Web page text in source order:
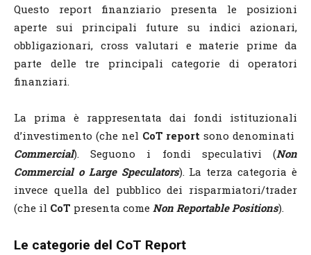
Questo report finanziario presenta le posizioni
aperte sui principali future su indici azionari,
obbligazionari, cross valutari e materie prime da
parte delle tre principali categorie di operatori
finanziari.
La prima è rappresentata dai fondi istituzionali
d’investimento (che nel CoT report sono denominati
Commercial). Seguono i fondi speculativi (Non
Commercial o Large Speculators). La terza categoria è
invece quella del pubblico dei risparmiatori/trader
(che il CoT presenta come Non Reportable Positions).
Le categorie del CoT Report